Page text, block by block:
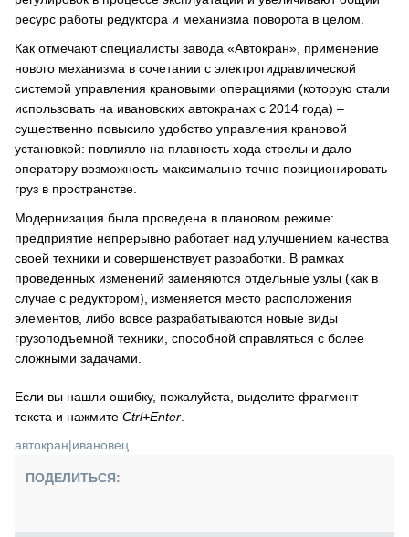
ресурс работы редуктора и механизма поворота в целом.
Как отмечают специалисты завода «Автокран», применение
нового механизма в сочетании с электрогидравлической
системой управления крановыми операциями (которую стали
использовать на ивановских автокранах с 2014 года) –
существенно повысило удобство управления крановой
установкой: повлияло на плавность хода стрелы и дало
оператору возможность максимально точно позиционировать
груз в пространстве.
Модернизация была проведена в плановом режиме:
предприятие непрерывно работает над улучшением качества
своей техники и совершенствует разработки. В рамках
проведенных изменений заменяются отдельные узлы (как в
случае с редуктором), изменяется место расположения
элементов, либо вовсе разрабатываются новые виды
грузоподъемной техники, способной справляться с более
сложными задачами.
Если вы нашли ошибку, пожалуйста, выделите фрагмент
текста и нажмите Ctrl+Enter
автокран|ивановец
ПОДЕЛИТЬСЯ: